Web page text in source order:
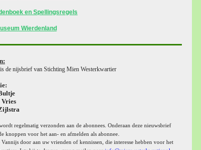
en Spellingsregels
Wierdenland
is de nijsbrief van Stichting Mien Westerkwartier
Vries
regelmatig verzonden aan de abonnees. Onderaan deze nieuwsbrief
knoppen voor het aan- en afmelden als abonnee.
Vannijs door aan uw vrienden of kennissen, die interesse hebben voor het